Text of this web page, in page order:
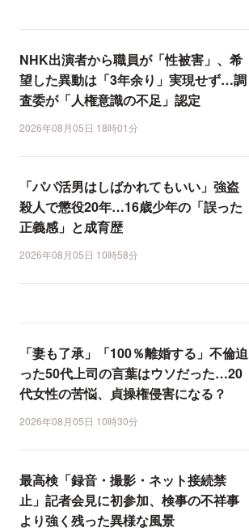
NHK出演者から職員が「性被害」、希
望した異動は「3年余り」実現せず…調
査委が「人権意識の不足」認定
2026年08月05日 18時01分
「パパ活男はしばかれてもいい」強盗
殺人で懲役20年…16歳少年の「誤った
正義感」と成育歴
2026年08月05日 10時58分
「妻も了承」「100％離婚する」不倫迫
った50代上司の言葉はウソだった…20
代女性の苦悩、貞操権侵害になる？
2026年08月05日 10時30分
最高検「録音・撮影・ネット接続禁
止」記者会見に初参加、検事の不祥事
より強く残った異様な風景